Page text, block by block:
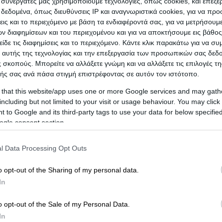
όπως διευθύνσεις IP και αναγνωριστικά cookies, για να
και το περιεχόμενο με βάση τα ενδιαφέροντά σας, για να
διαφημίσεων και του περιεχομένου και για να αποκτήσουμε εις
τις διαφημίσεις και το περιεχόμενο. Κάντε κλικ παρακάτω για να
της τεχνολογίας και την επεξεργασία των προσωπικών σας
Μπορείτε να αλλάξετε γνώμη και να αλλάξετε τις επιλογές
σας ανά πάσα στιγμή επιστρέφοντας σε αυτόν τον ιστότοπο.
that this website/app uses one or more Google services and may
but not limited to your visit or usage behaviour. You may
to Google and its third-party tags to use your data for below
consent section.
Data Processing Opt Outs
opt-out of the Sharing of my personal data.
opt-out of the Sale of my Personal Data.
laser -Αφαίρεση tattoo -Επανορθωτική
Κρυολιπόλυση -Fotomask -Κλινική δερματολογία -
δερματολογία -Τριχόπτωση & Αλωπεκίες -
-Laser αποτρίχωσης - ρυτίδων - σύσφιγξης -
-Laser ευρυαγγειών - ραβδώσεων - ακμής - ουλών -
προσώπου - Fillers -Botox - Υαλουρονικό οξύ -
-Θεραπεία κυτταρίτιδας - Σύσφιγξη σώματος -
δράση και θεραπεία ακμής - Ραδιοσυχνότητες
RF Fractional - Profhilo - Karisma - Προϊόντα Medik8
Κλείσε Ραντεβού